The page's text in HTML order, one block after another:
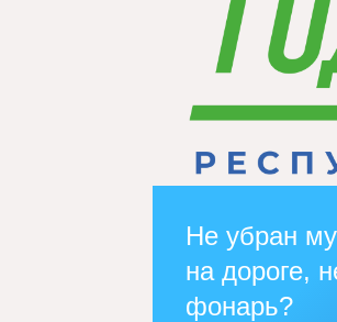
Не убран
на дороге,
фонарь?